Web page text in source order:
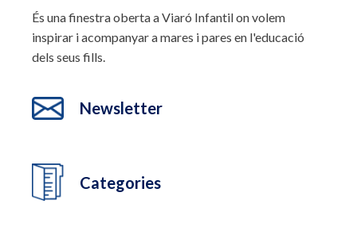
És una finestra oberta a Viaró Infantil on volem
inspirar i acompanyar a mares i pares en l'educació
dels seus fills.
Newsletter
Categories